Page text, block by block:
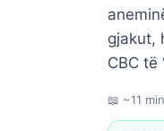
gjakut,
CBC të
📖 ~11